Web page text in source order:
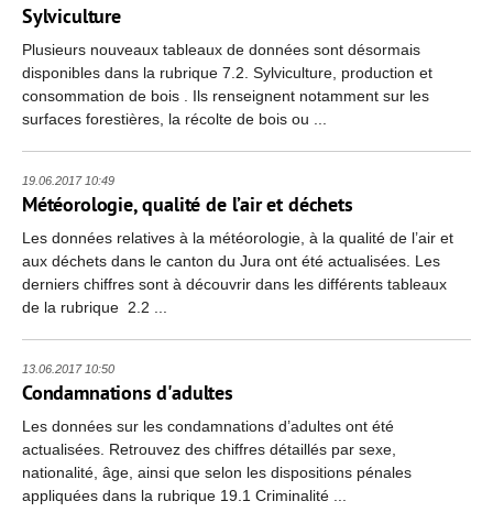
Sylviculture
Plusieurs nouveaux tableaux de données sont désormais
disponibles dans la rubrique 7.2. Sylviculture, production et
consommation de bois . Ils renseignent notamment sur les
surfaces forestières, la récolte de bois ou ...
19.06.2017 10:49
Météorologie, qualité de l’air et déchets
Les données relatives à la météorologie, à la qualité de l’air et
aux déchets dans le canton du Jura ont été actualisées. Les
derniers chiffres sont à découvrir dans les différents tableaux
de la rubrique 2.2 ...
13.06.2017 10:50
Condamnations d'adultes
Les données sur les condamnations d’adultes ont été
actualisées. Retrouvez des chiffres détaillés par sexe,
nationalité, âge, ainsi que selon les dispositions pénales
appliquées dans la rubrique 19.1 Criminalité ...